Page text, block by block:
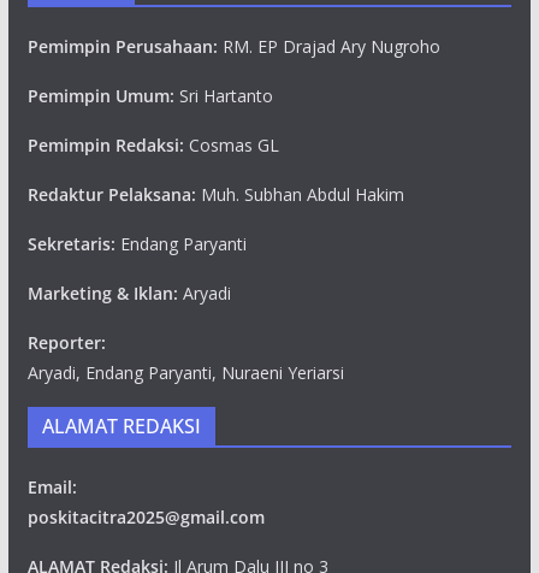
Pemimpin Perusahaan: RM. EP Drajad Ary Nugroho
Pemimpin Umum: Sri Hartanto
Pemimpin Redaksi: Cosmas GL
Redaktur Pelaksana: Muh. Subhan Abdul Hakim
Sekretaris: Endang Paryanti
Marketing & Iklan: Aryadi
Reporter:
Aryadi, Endang Paryanti, Nuraeni Yeriarsi
ALAMAT REDAKSI
Email:
poskitacitra2025@gmail.com
ALAMAT Redaksi: Jl Arum Dalu III no 3